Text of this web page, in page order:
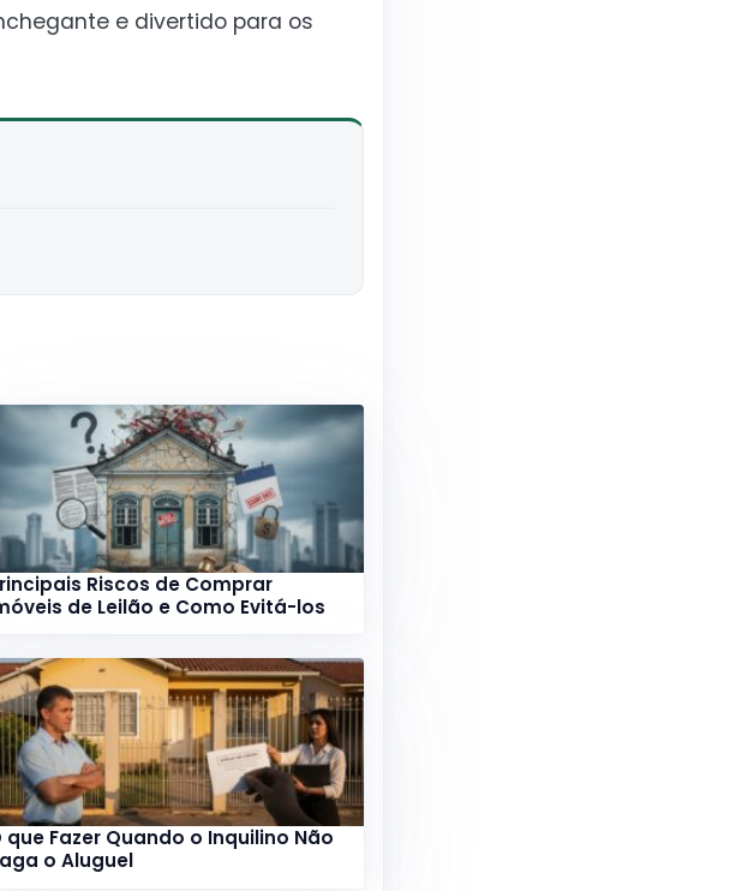
e divertido para os
Riscos de Comprar
de Leilão e Como Evitá-los
que Fazer Quando o Inquilino Não
o Aluguel